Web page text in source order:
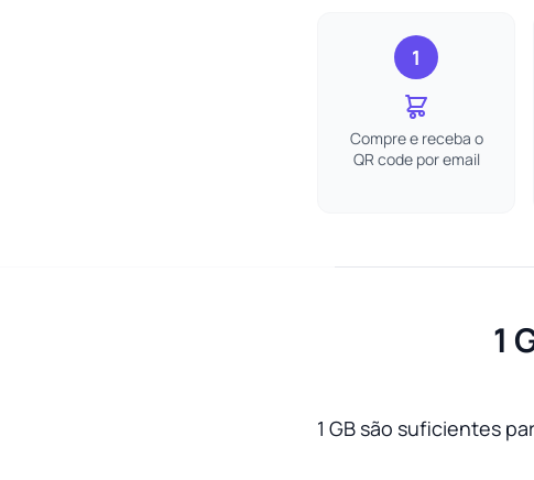
1
Compre e receba o
QR code por email
1
1 GB são suficientes